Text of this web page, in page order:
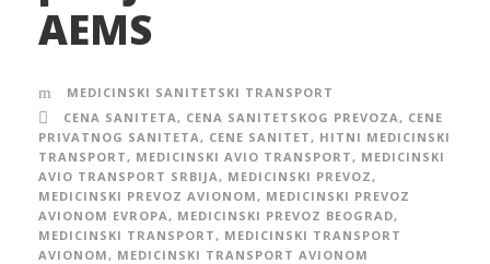
AEMS
MEDICINSKI SANITETSKI TRANSPORT
CENA SANITETA , CENA SANITETSKOG PREVOZA , CENE
PRIVATNOG SANITETA , CENE SANITET , HITNI MEDICINSKI
TRANSPORT , MEDICINSKI AVIO TRANSPORT , MEDICINSKI
AVIO TRANSPORT SRBIJA , MEDICINSKI PREVOZ ,
MEDICINSKI PREVOZ AVIONOM , MEDICINSKI PREVOZ
AVIONOM EVROPA , MEDICINSKI PREVOZ BEOGRAD,
MEDICINSKI TRANSPORT , MEDICINSKI TRANSPORT
AVIONOM , MEDICINSKI TRANSPORT AVIONOM